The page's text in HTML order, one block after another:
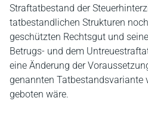
Straftatbestand der
tatbestandlichen Strukturen
geschützten Rechtsgut und
Betrugs- und dem
eine Änderung der
genannten Tatbestandsvariante
geboten wäre.